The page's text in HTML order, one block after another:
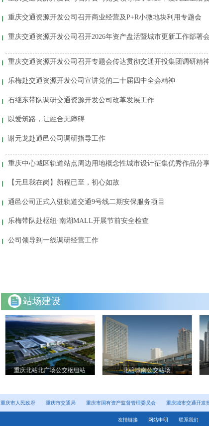
重庆交通资源开发公司召开商业经营及P+R小微地块利用专题会
重庆交通资源开发公司召开2026年资产盘活暨城市更新工作部署会
重庆交通资源开发公司召开专题会传达贯彻交通开投集团调研精
乐梅赴交通资源开发公司宣讲党的二十届四中全会精神
石继东带队调研交通资源开发公司改革发展工作
以爱筑路，让融合无障碍
谢元龙赴通邑公司调研指导工作​
【元旦我在岗】新程已至，初心如故
通邑公司正式入驻轨道交通9号线二期安保服务项目
乐梅带队赴枢纽·南湖MALL开展节前安全检查
公司领导到一线调研经营工作
站场建设
重庆北站北广场公交枢纽站 北碚城南公交站场
重庆市人民政府 重庆市交通局 重庆市国有资产监督管理委员会 重庆城市交通开发
友情链接 网站申明 联系我们